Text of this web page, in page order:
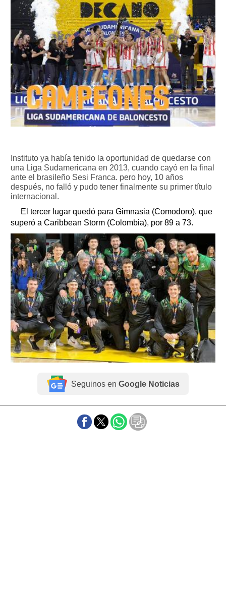
Instituto ya había tenido la oportunidad de quedarse con
una Liga Sudamericana en 2013, cuando cayó en la final
ante el brasileño Sesi Franca. pero hoy, 10 años
después, no falló y pudo tener finalmente su primer título
internacional.
El tercer lugar quedó para Gimnasia (Comodoro), que
superó a Caribbean Storm (Colombia), por 89 a 73.
Seguinos en Google Noticias